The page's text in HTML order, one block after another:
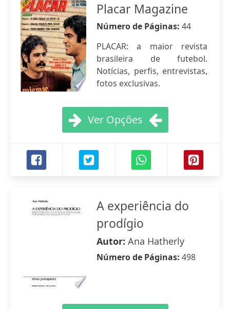
Placar Magazine
Número de Páginas: 44
PLACAR: a maior revista
brasileira de futebol.
Notícias, perfis, entrevistas,
fotos exclusivas.
Ver Opções
A experiência do
prodígio
Autor: Ana Hatherly
Número de Páginas: 498